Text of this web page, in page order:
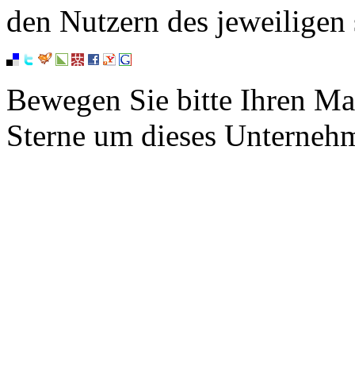
den Nutzern des
Bewegen Sie bitte Ihren
Sterne um dieses